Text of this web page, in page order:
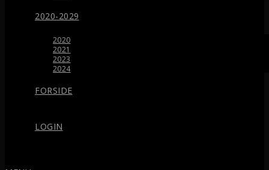
2020-2029
2020
2021
2023
2024
FORSIDE
LOGIN